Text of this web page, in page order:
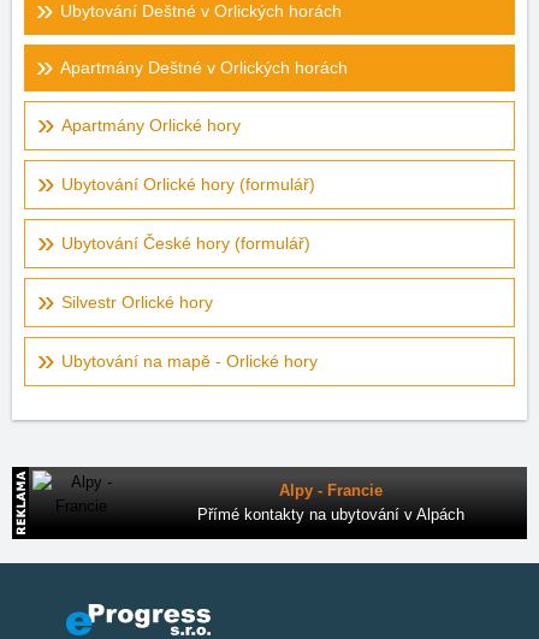
Ubytování Deštné v Orlických horách
Apartmány Deštné v Orlických horách
Apartmány Orlické hory
Ubytování Orlické hory (formulář)
Ubytování České hory (formulář)
Silvestr Orlické hory
Ubytování na mapě - Orlické hory
Alpy - Francie
Přímé kontakty na ubytování v Alpách